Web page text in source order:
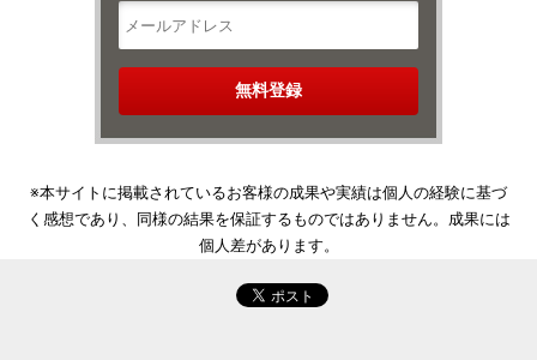
※本サイトに掲載されているお客様の成果や実績は個人の経験に基づ
く感想であり、同様の結果を保証するものではありません。成果には
個人差があります。